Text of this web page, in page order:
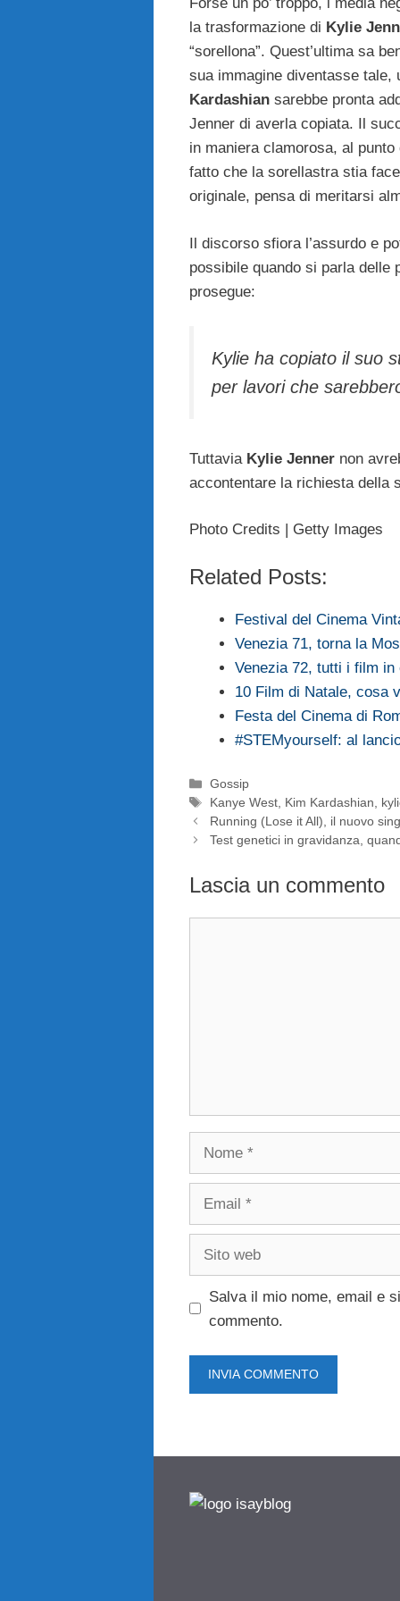
la trasformazione di Kylie
“sorellona”. Quest’ultima sa
sua immagine diventasse tale,
Kardashian sarebbe pronta
Jenner di averla copiata. Il
in maniera clamorosa, al
fatto che la sorellastra stia
originale, pensa di meritarsi
Il discorso sfiora l’assurdo e
possibile quando si parla delle
prosegue:
Kylie ha copiato il suo
per lavori che
Tuttavia Kylie Jenner non
accontentare la richiesta della
Photo Credits | Getty Images
Related Posts:
Festival del Cinema
Venezia 71, torna la
Venezia 72, tutti i film in
10 Film di Natale, cosa
Festa del Cinema di
#STEMyourself: al
Categorie
Gossip
Tag
Kanye West, Kim Kardashian,
Running (Lose it All), il nuovo
Test genetici in gravidanza,
Lascia un commento
Nome
Email
Sito
Salva il mio nome, email e
commento.